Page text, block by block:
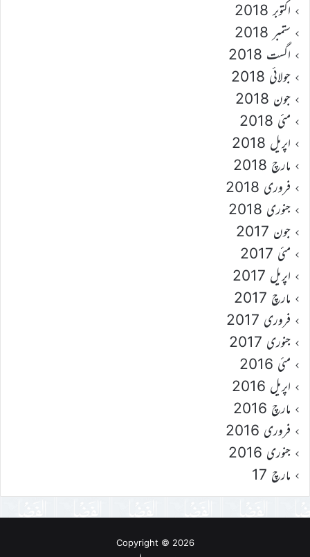
اکتوبر 2018
ستمبر 2018
اگست 2018
جولائی 2018
جون 2018
مئی 2018
اپریل 2018
مارچ 2018
فروری 2018
جنوری 2018
جون 2017
مئی 2017
اپریل 2017
مارچ 2017
فروری 2017
جنوری 2017
مئی 2016
اپریل 2016
مارچ 2016
فروری 2016
جنوری 2016
مارچ 17
Copyright © 2026